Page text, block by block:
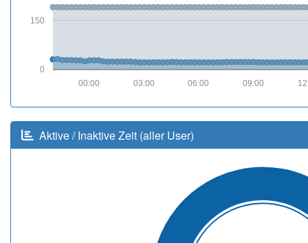
0
150
09:00
06:00
03:00
00:00
Aktive / Inaktive Zeit (aller User)